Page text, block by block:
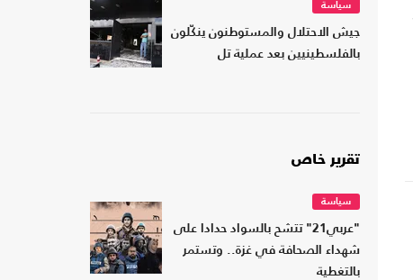
سياسة
جيش الاحتلال والمستوطنون ينكّلون
بالفلسطينيين بعد عملية تل
تقرير خاص
سياسة
"عربي21" تتشح بالسواد حدادا على
شهداء الصحافة في غزة.. وتستمر
بالتغطية